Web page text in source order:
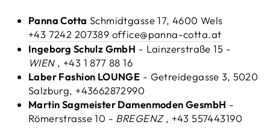
Panna Cotta Schmidtgasse 17, 4600 Wels
+43 7242 207389 office@panna-cotta.at
Ingeborg Schulz GmbH - Lainzerstraße 15 -
WIEN, +43 1 877 88 16
Laber Fashion LOUNGE - Getreidegasse 3, 5020
Salzburg, +43662872990
Martin Sagmeister Damenmoden GesmbH -
Römerstrasse 10 - BREGENZ, +43 557443190